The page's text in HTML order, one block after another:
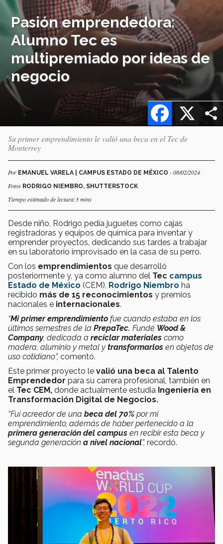
Pasión emprendedora:
Alumno Tec es
multipremiado por ideas de
negocio
X
Facebook
Su primer emprendimiento le valió una beca en el Tec de
Monterrey
Por EMANUEL VARELA | CAMPUS ESTADO DE MÉXICO - 08/02/2024
Fotos RODRIGO NIEMBRO, SHUTTERSTOCK
Tiempo estimado de lectura:3 mins
Desde niño, Rodrigo pedía juguetes como cajas
registradoras y equipos de química para inventar y
emprender proyectos, dedicando sus tardes a trabajar
en su laboratorio improvisado en la casa de su perro.
Con los emprendimientos que desarrolló
posteriormente y, ya como alumno del Tec campus
Estado de México (CEM), Rodrigo Niembro ha
recibido más de 15 reconocimientos y premios
nacionales e internacionales.
“Mi primer emprendimiento fue cuando estaba en los
últimos semestres de la PrepaTec. Fundé Wood &
Company, dedicada a reciclar materiales como
madera, aluminio y metal y transformarlos en objetos de
uso cotidiano”, comentó.
Este primer proyecto le valió una beca al Talento
Emprendedor para su carrera profesional, también en
el Tec CEM, donde actualmente estudia Ingeniería en
Transformación Digital de Negocios.
“Fui acreedor de una beca del 70% por mi
emprendimiento, además de haber pertenecido a la
primera generación del campus en recibir esta beca y
segunda generación a nivel nacional”, recordó.